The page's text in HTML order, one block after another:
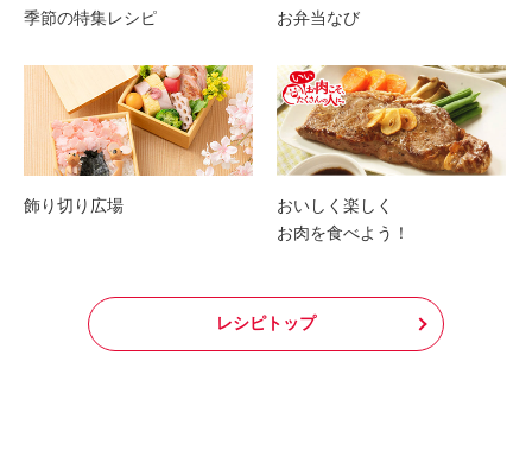
季節の特集レシピ お弁当なび
飾り切り広場
おいしく楽しく
お肉を食べよう！
レシピトップ